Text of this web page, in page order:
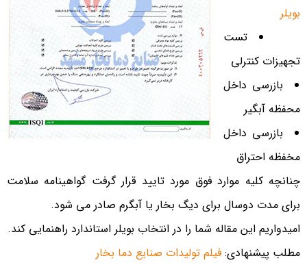
بویلر
تست
تجهیزات کنترلی
بازرسی داخل
محفظه آبگیر
بازرسی داخل
مخفظه احتراق
چنانچه کلیه موارد فوق مورد تایید قرار گرفت گواهینامه سلامت
برای مدت دوسال برای دیگ بخار یا آبگرم صادر می شود.
امیدواریم این مقاله شما را در انتخاب بویلر استاندارد راهنمایی کند.
مطلب پیشنهادی: فیلم تولیدات صنایع دما بخار